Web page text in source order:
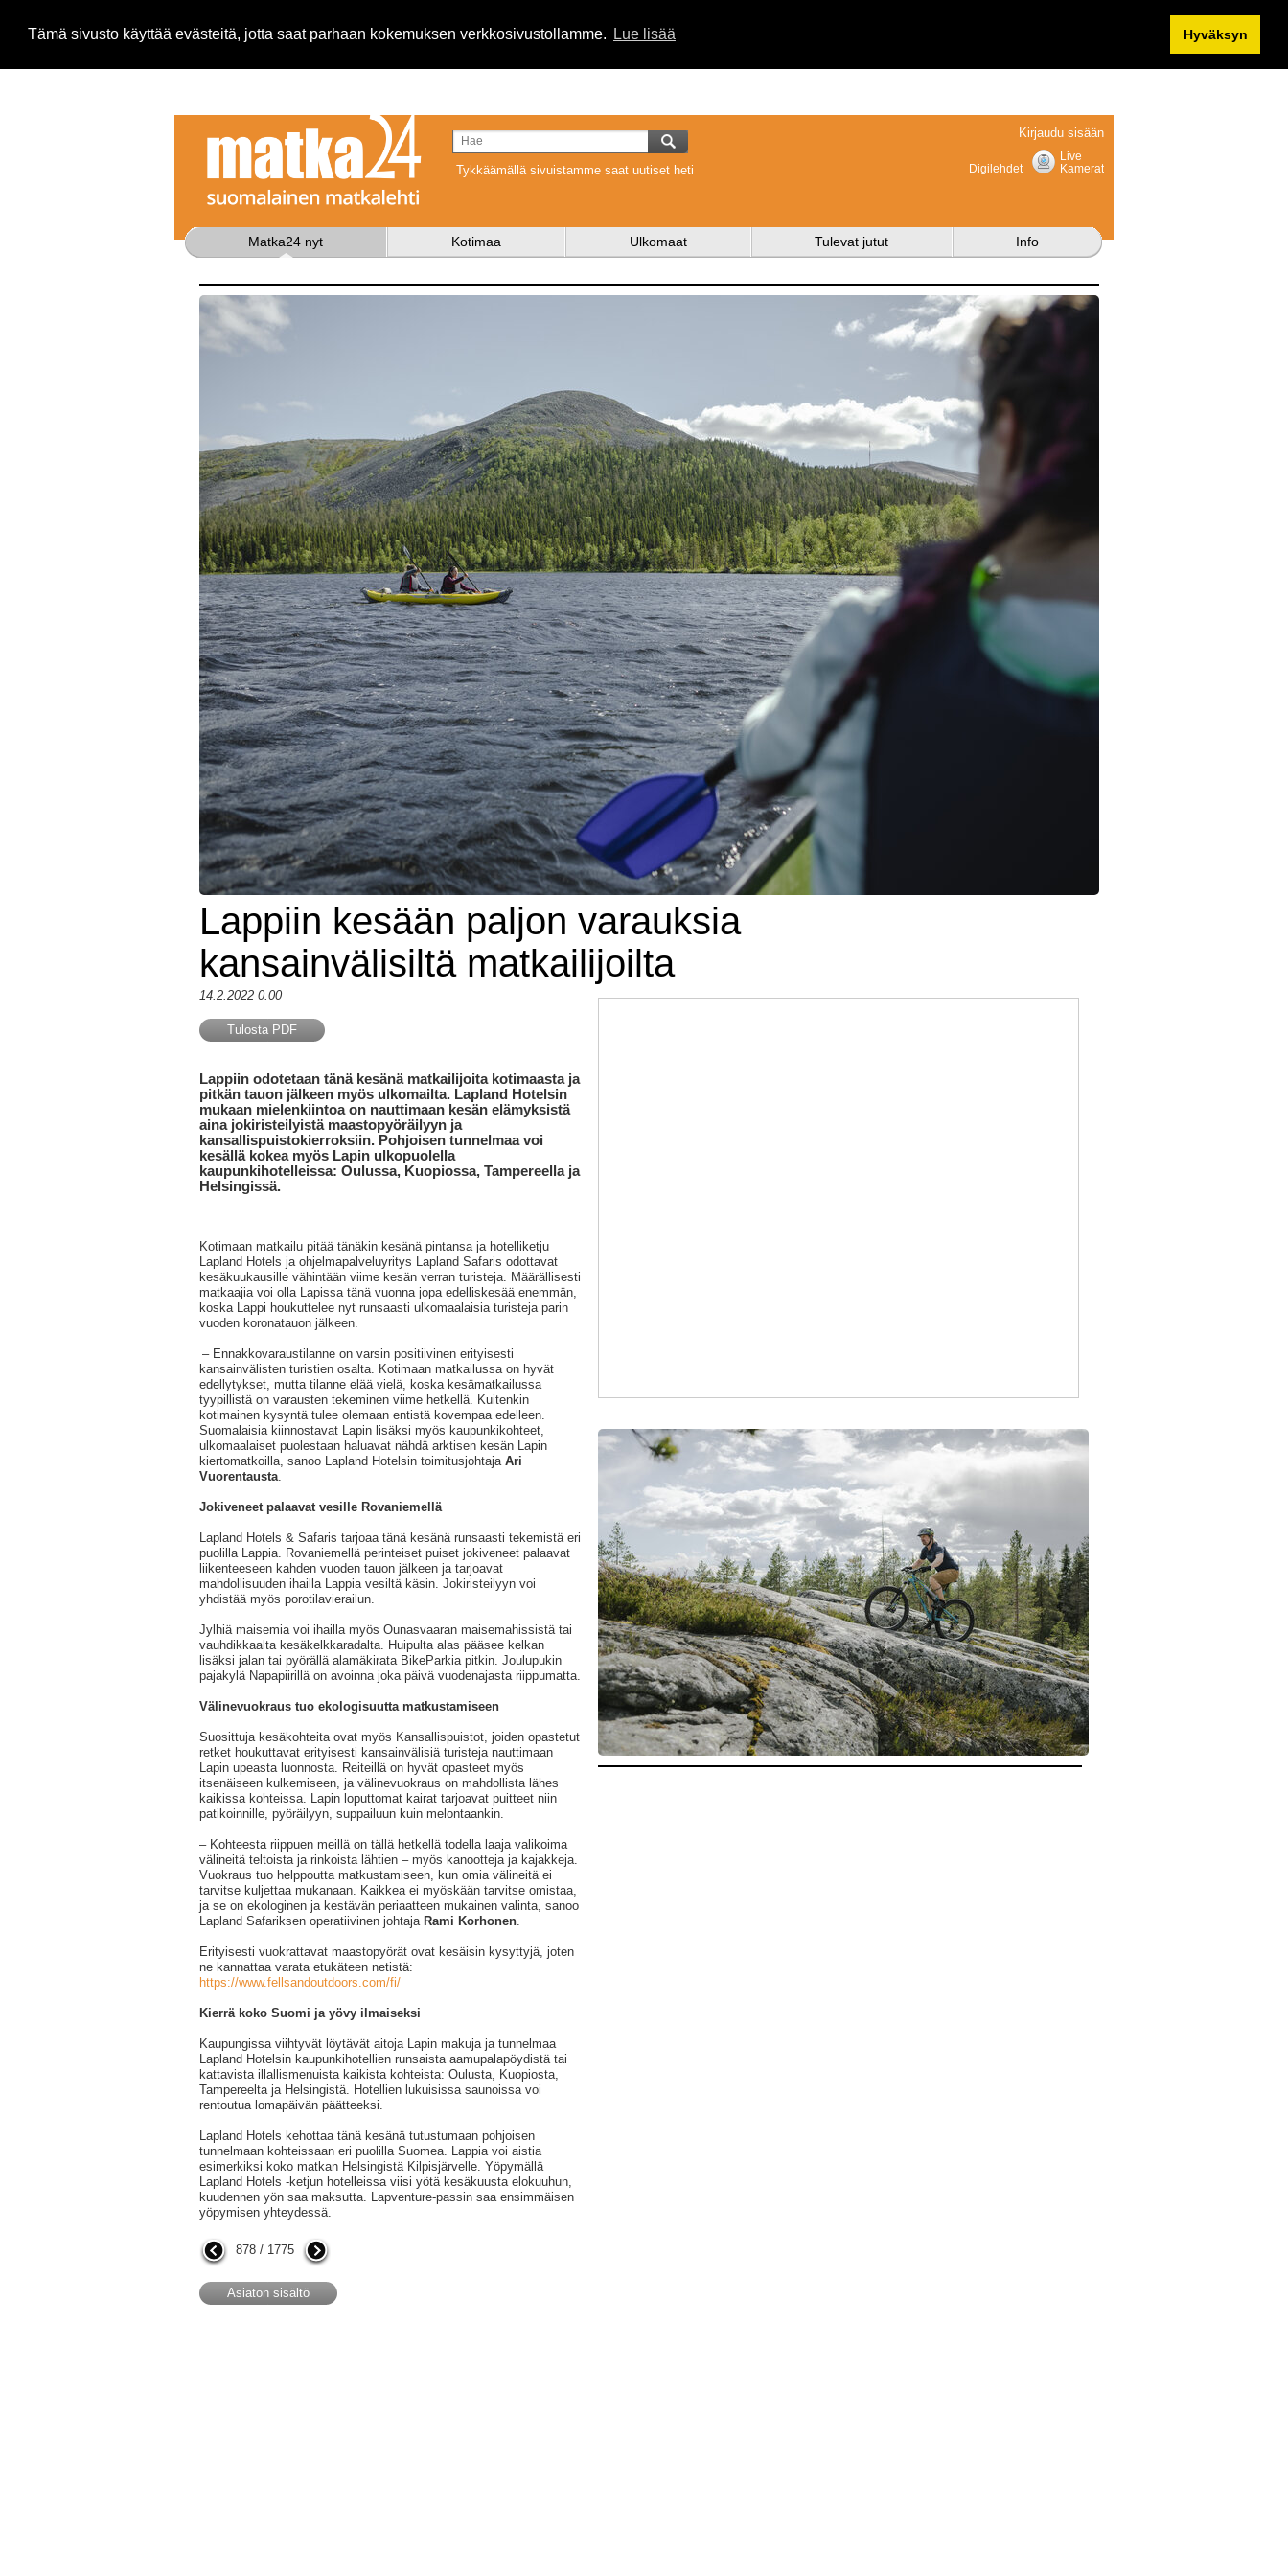
Tämä sivusto käyttää evästeitä, jotta saat parhaan kokemuksen verkkosivustollamme. Lue lisää Hyväksyn
Tykkäämällä sivuistamme saat uutiset heti
Kirjaudu sisään
Live
Kamerat
Digilehdet
Matka24 nyt Kotimaa Ulkomaat Tulevat jutut Info
Lappiin kesään paljon varauksia
kansainvälisiltä matkailijoilta
14.2.2022 0.00
Tulosta PDF
Lappiin odotetaan tänä kesänä matkailijoita kotimaasta ja
pitkän tauon jälkeen myös ulkomailta. Lapland Hotelsin
mukaan mielenkiintoa on nauttimaan kesän elämyksistä
aina jokiristeilyistä maastopyöräilyyn ja
kansallispuistokierroksiin. Pohjoisen tunnelmaa voi
kesällä kokea myös Lapin ulkopuolella
kaupunkihotelleissa: Oulussa, Kuopiossa, Tampereella ja
Helsingissä.
Kotimaan matkailu pitää tänäkin kesänä pintansa ja hotelliketju
Lapland Hotels ja ohjelmapalveluyritys Lapland Safaris odottavat
kesäkuukausille vähintään viime kesän verran turisteja. Määrällisesti
matkaajia voi olla Lapissa tänä vuonna jopa edelliskesää enemmän,
koska Lappi houkuttelee nyt runsaasti ulkomaalaisia turisteja parin
vuoden koronatauon jälkeen.
– Ennakkovaraustilanne on varsin positiivinen erityisesti
kansainvälisten turistien osalta. Kotimaan matkailussa on hyvät
edellytykset, mutta tilanne elää vielä, koska kesämatkailussa
tyypillistä on varausten tekeminen viime hetkellä. Kuitenkin
kotimainen kysyntä tulee olemaan entistä kovempaa edelleen.
Suomalaisia kiinnostavat Lapin lisäksi myös kaupunkikohteet,
ulkomaalaiset puolestaan haluavat nähdä arktisen kesän Lapin
kiertomatkoilla, sanoo Lapland Hotelsin toimitusjohtaja Ari
Vuorentausta.
Jokiveneet palaavat vesille Rovaniemellä
Lapland Hotels & Safaris tarjoaa tänä kesänä runsaasti tekemistä eri
puolilla Lappia. Rovaniemellä perinteiset puiset jokiveneet palaavat
liikenteeseen kahden vuoden tauon jälkeen ja tarjoavat
mahdollisuuden ihailla Lappia vesiltä käsin. Jokiristeilyyn voi
yhdistää myös porotilavierailun.
Jylhiä maisemia voi ihailla myös Ounasvaaran maisemahissistä tai
vauhdikkaalta kesäkelkkaradalta. Huipulta alas pääsee kelkan
lisäksi jalan tai pyörällä alamäkirata BikeParkia pitkin. Joulupukin
pajakylä Napapiirillä on avoinna joka päivä vuodenajasta riippumatta.
Välinevuokraus tuo ekologisuutta matkustamiseen
Suosittuja kesäkohteita ovat myös Kansallispuistot, joiden opastetut
retket houkuttavat erityisesti kansainvälisiä turisteja nauttimaan
Lapin upeasta luonnosta. Reiteillä on hyvät opasteet myös
itsenäiseen kulkemiseen, ja välinevuokraus on mahdollista lähes
kaikissa kohteissa. Lapin loputtomat kairat tarjoavat puitteet niin
patikoinnille, pyöräilyyn, suppailuun kuin melontaankin.
– Kohteesta riippuen meillä on tällä hetkellä todella laaja valikoima
välineitä teltoista ja rinkoista lähtien – myös kanootteja ja kajakkeja.
Vuokraus tuo helppoutta matkustamiseen, kun omia välineitä ei
tarvitse kuljettaa mukanaan. Kaikkea ei myöskään tarvitse omistaa,
ja se on ekologinen ja kestävän periaatteen mukainen valinta, sanoo
Lapland Safariksen operatiivinen johtaja Rami Korhonen.
Erityisesti vuokrattavat maastopyörät ovat kesäisin kysyttyjä, joten
ne kannattaa varata etukäteen netistä:
https://www.fellsandoutdoors.com/fi/
Kierrä koko Suomi ja yövy ilmaiseksi
Kaupungissa viihtyvät löytävät aitoja Lapin makuja ja tunnelmaa
Lapland Hotelsin kaupunkihotellien runsaista aamupalapöydistä tai
kattavista illallismenuista kaikista kohteista: Oulusta, Kuopiosta,
Tampereelta ja Helsingistä. Hotellien lukuisissa saunoissa voi
rentoutua lomapäivän päätteeksi.
Lapland Hotels kehottaa tänä kesänä tutustumaan pohjoisen
tunnelmaan kohteissaan eri puolilla Suomea. Lappia voi aistia
esimerkiksi koko matkan Helsingistä Kilpisjärvelle. Yöpymällä
Lapland Hotels -ketjun hotelleissa viisi yötä kesäkuusta elokuuhun,
kuudennen yön saa maksutta. Lapventure-passin saa ensimmäisen
yöpymisen yhteydessä.
878 / 1775
Asiaton sisältö